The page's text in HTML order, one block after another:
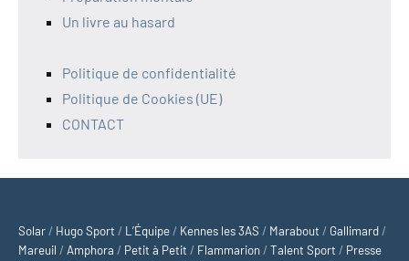
Un livre au hasard
Politique de confidentialité
Politique de Cookies (UE)
CONTACT
Solar/ Hugo Sport / L’Équipe/ Kennes les 3AS / Marabout / Gallimard/
Mareuil /Amphora / Petit à Petit / Flammarion/Talent Sport / Presse